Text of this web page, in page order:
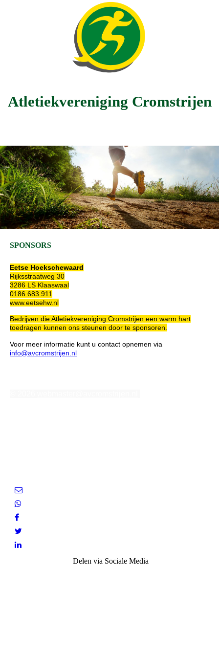
Atletiekvereniging Cromstrijen
SPONSORS
Eetse Hoekschewaard
Rijksstraatweg 30
3286 LS Klaaswaal
0186 683 911
www.eetsehw.nl
Bedrijven die Atletiekvereniging Cromstrijen een warm hart
toedragen kunnen ons steunen door te sponsoren.
Voor meer informatie kunt u contact opnemen via
info@avcromstrijen.nl
Delen via Sociale Media